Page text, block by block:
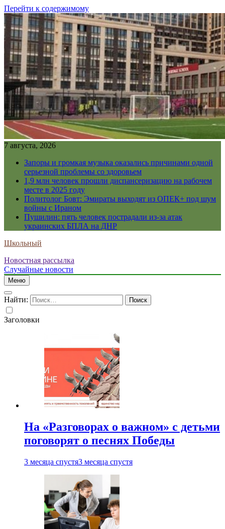
Перейти к содержимому
7 августа, 2026
Запоры и громкая музыка оказались причинами одной
серьезной проблемы со здоровьем
1,9 млн человек прошли диспансеризацию на рабочем
месте в 2025 году
Политолог Бовт: Эмираты выходят из ОПЕК+ под шум
войны с Ираном
Пушилин: пять человек пострадали из-за атак
украинских БПЛА на ДНР
Школьный
Новостная рассылка
Случайные новости
Меню
Найти:
Заголовки
На «Разговорах о важном» с детьми
поговорят о песнях Победы
3 месяца спустя3 месяца спустя